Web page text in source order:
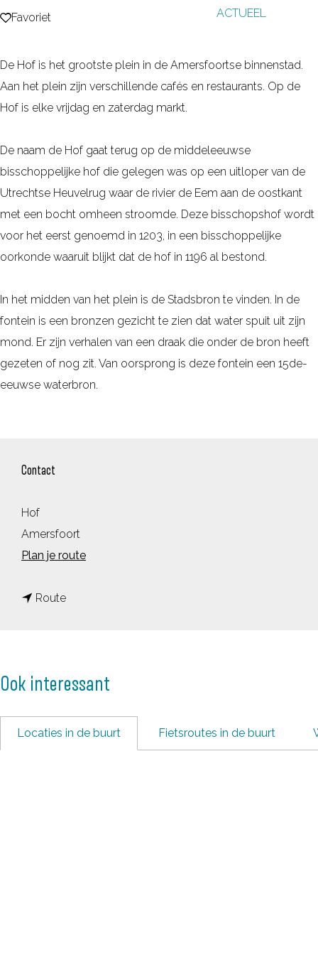
g
ACTUEEL
Favoriet
Favoriet
De Hof is het grootste plein in de Amersfoortse binnenstad.
Aan het plein zijn verschillende cafés en restaurants. Op de
Hof is elke vrijdag en zaterdag markt.
De naam de Hof gaat terug op de middeleeuwse
bisschoppelijke hof die gelegen was op een uitloper van de
Utrechtse Heuvelrug waar de rivier de Eem aan de oostkant
met een bocht omheen stroomde. Deze bisschopshof wordt
voor het eerst genoemd in 1203, in een bisschoppelijke
oorkonde waaruit blijkt dat de hof in 1196 al bestond.
In het midden van het plein is de Stadsbron te vinden. In de
fontein is een bronzen gezicht te zien dat water spuit uit zijn
mond. Er zijn verhalen van een draak die onder de bron heeft
gezeten of nog zit. Van oorsprong is deze fontein een 15de-
eeuwse waterbron.
Contact
Hof
Amersfoort
Plan je routen
f
Routen
H
f
Ook interessant
Locaties in de buurt Fietsroutes in de buurt